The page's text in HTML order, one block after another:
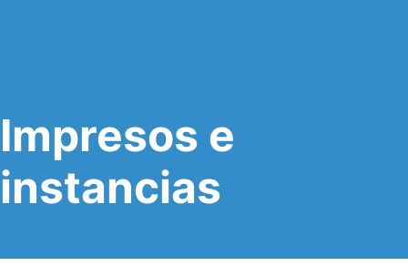
Impresos e
instancias